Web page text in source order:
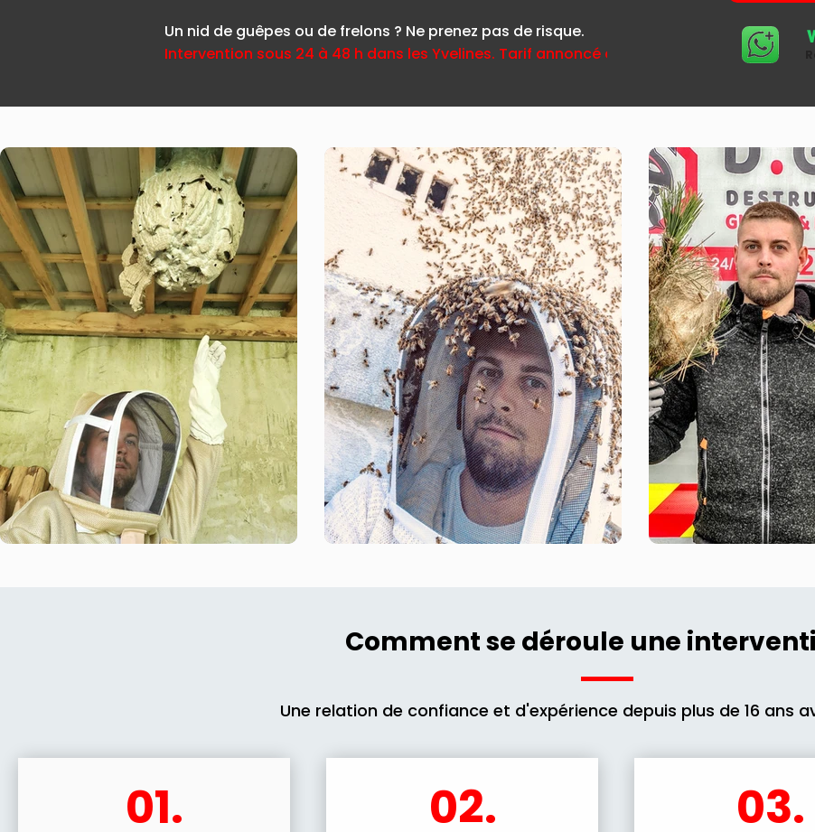
Un nid de guêpes ou de frelons ? Ne prenez pas de risque.
Intervention sous 24 à 48 h dans les Yvelines. Tarif annoncé avant déplacement.
Comment se déroule une
Une relation de confiance et d'expérience depuis plus de 16 ans
01. 02. 03.